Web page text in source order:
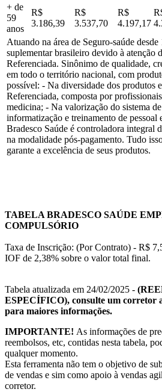
+ de
59
anos
R$
3.186,39
R$
3.537,70
R$
4.197,17
Atuando na área de Seguro-saúde
suplementar brasileiro devido à atenção
Referenciada. Sinônimo de qualidade,
em todo o território nacional, com
possível: - Na diversidade dos produtos
Referenciada, composta por
medicina; - Na valorização do sistema
informatização e treinamento de
Bradesco Saúde é controladora integral
na modalidade pós-pagamento. Tudo
garante a excelência de seus produtos.
TABELA BRADESCO SAÚDE
COMPULSÓRIO
Taxa de Inscrição: (Por Contrato) - R$
IOF de 2,38% sobre o valor total final.
Tabela atualizada em 24/02/2025 -
ESPECÍFICO), consulte um corretor
para maiores informações.
IMPORTANTE! As informações de
reembolsos, etc, contidas nesta tabela,
qualquer momento.
Esta ferramenta não tem o objetivo de
de vendas e sim como apoio à vendas
corretor.